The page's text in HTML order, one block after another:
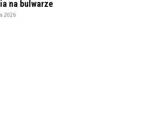
na bulwarze
2026